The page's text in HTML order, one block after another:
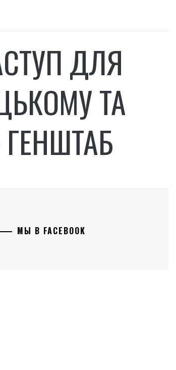
ДЛЯ
ТА
МЫ В FACEBOOK